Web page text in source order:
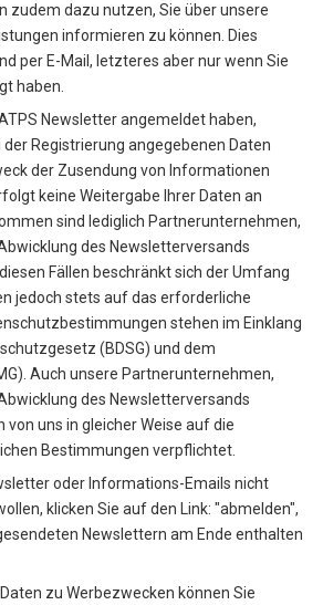
zudem dazu nutzen, Sie über unsere
informieren zu können. Dies
per E-Mail, letzteres aber nur wenn Sie
haben.
Newsletter angemeldet haben,
Registrierung angegebenen Daten
der Zusendung von Informationen
keine Weitergabe Ihrer Daten an
sind lediglich Partnerunternehmen,
des Newsletterversands
Fällen beschränkt sich der Umfang
jedoch stets auf das erforderliche
stehen im Einklang
(BDSG) und dem
Auch unsere Partnerunternehmen,
des Newsletterversands
von uns in gleicher Weise auf die
Bestimmungen verpflichtet.
oder Informations-Emails nicht
klicken Sie auf den Link: "abmelden",
Newslettern am Ende enthalten
zu Werbezwecken können Sie